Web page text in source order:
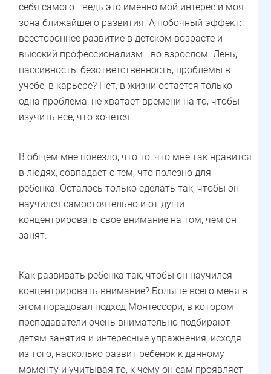
себя самого - ведь это именно мой интерес и моя
зона ближайшего развития. А побочный эффект:
всестороннее развитие в детском возрасте и
высокий профессионализм - во взрослом. Лень,
пассивность, безответственность, проблемы в
учебе, в карьере? Нет, в жизни остается только
одна проблема: не хватает времени на то, чтобы
изучить все, что хочется.
В общем мне повезло, что то, что мне так нравится
в людях, совпадает с тем, что полезно для
ребенка. Осталось только сделать так, чтобы он
научился самостоятельно и от души
концентрировать свое внимание на том, чем он
занят.
Как развивать ребенка так, чтобы он научился
концентрировать внимание? Больше всего меня в
этом порадовал подход Монтессори, в котором
преподаватели очень внимательно подбирают
детям занятия и интересные упражнения, исходя
из того, насколько развит ребенок к данному
моменту и учитывая то, к чему он сам проявляет